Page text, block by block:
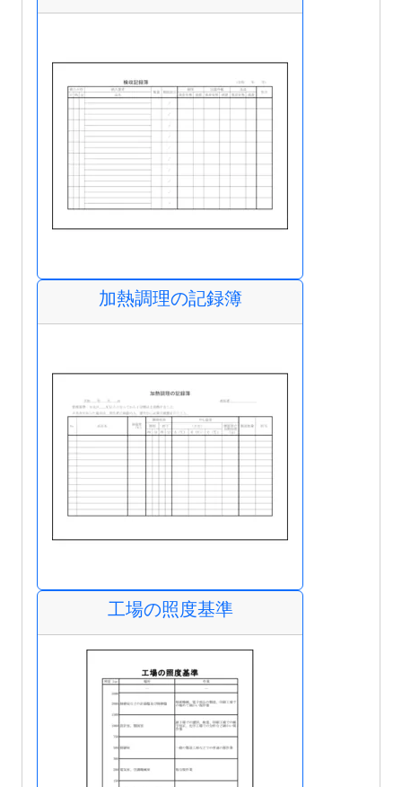
加熱調理の記録簿
工場の照度基準